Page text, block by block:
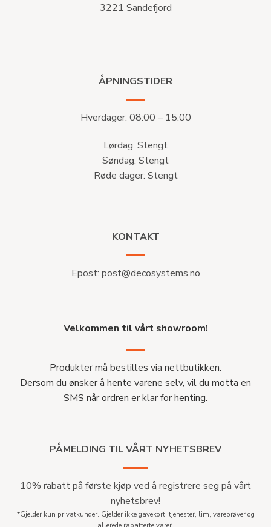
3221 Sandefjord
ÅPNINGSTIDER
Hverdager: 08:00 – 15:00
Lørdag: Stengt
Søndag: Stengt
Røde dager: Stengt
KONTAKT
Epost: post@decosystems.no
Velkommen til vårt showroom!
Produkter må bestilles via nettbutikken.
Dersom du ønsker å hente varene selv, vil du motta en
SMS når ordren er klar for henting.
PÅMELDING TIL VÅRT NYHETSBREV
10% rabatt på første kjøp ved å registrere seg på vårt
nyhetsbrev!
*Gjelder kun privatkunder. Gjelder ikke gavekort, tjenester, lim, vareprøver og